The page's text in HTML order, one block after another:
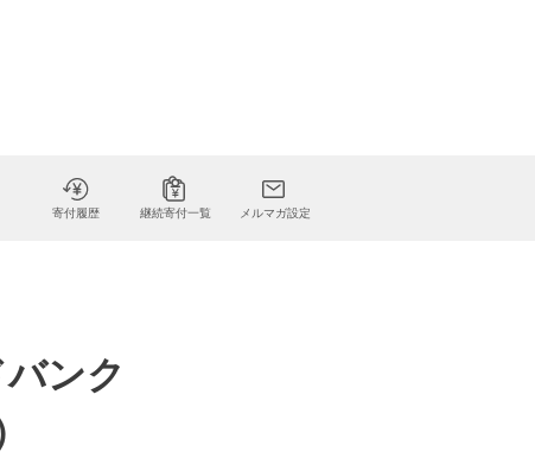
寄付履歴 継続寄付一覧 メルマガ設定
ンク